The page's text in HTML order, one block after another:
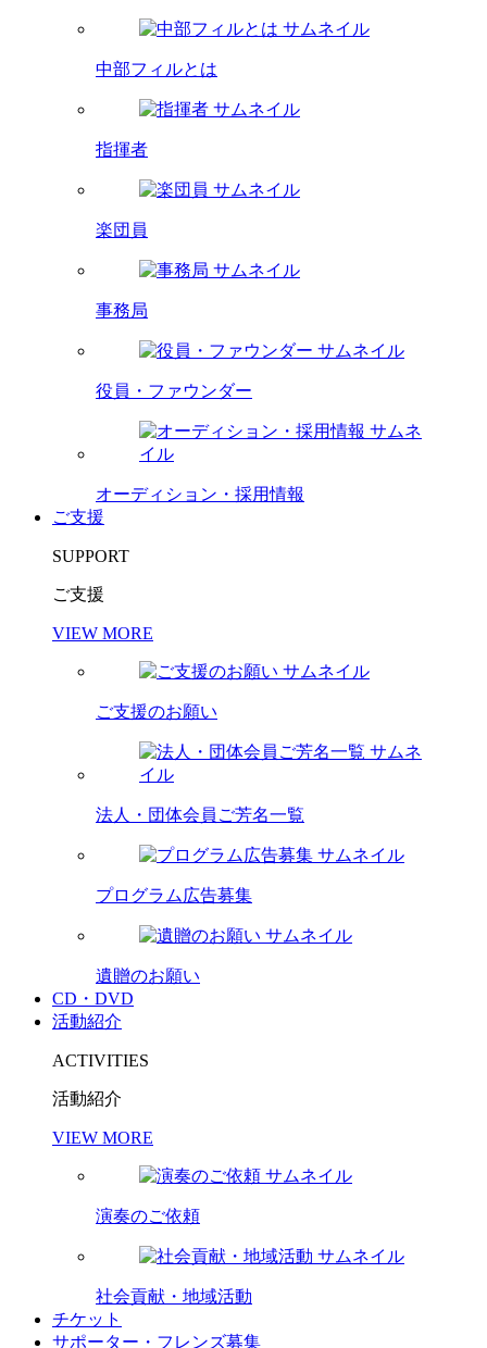
中部フィルとは
指揮者
楽団員
事務局
役員・ファウンダー
オーディション・採用情報
ご支援
SUPPORT
ご支援
VIEW MORE
ご支援のお願い
法人・団体会員ご芳名一覧
プログラム広告募集
遺贈のお願い
CD・DVD
活動紹介
ACTIVITIES
活動紹介
VIEW MORE
演奏のご依頼
社会貢献・地域活動
チケット
サポーター・フレンズ募集